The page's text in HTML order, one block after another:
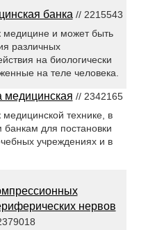
банка// 2215543
медицине и может быть
различных
на биологически
на теле человека.
медицинская // 2342165
медицинской технике, в
банкам для постановки
учреждениях и в
нервов